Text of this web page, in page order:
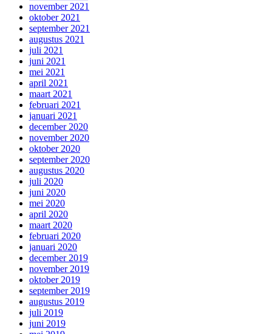
november 2021
oktober 2021
september 2021
augustus 2021
juli 2021
juni 2021
mei 2021
april 2021
maart 2021
februari 2021
januari 2021
december 2020
november 2020
oktober 2020
september 2020
augustus 2020
juli 2020
juni 2020
mei 2020
april 2020
maart 2020
februari 2020
januari 2020
december 2019
november 2019
oktober 2019
september 2019
augustus 2019
juli 2019
juni 2019